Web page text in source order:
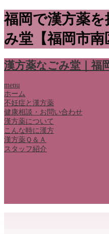
福岡で漢方薬
み堂【福岡市南
漢方薬なごみ堂｜福
menu
ホーム
不妊症と漢方薬
健康相談・お問い合わせ
漢方薬について
こんな時に漢方
漢方薬Ｑ＆Ａ
スタッフ紹介